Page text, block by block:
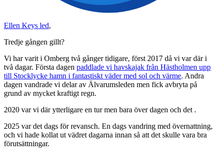
Ellen Keys led,
Tredje gången gillt?
Vi har varit i Omberg två gånger tidigare, först 2017 då vi var där i
två dagar. Första dagen paddlade vi havskajak från Hästholmen upp
till Stocklycke hamn i fantastiskt väder med sol och värme. Andra
dagen vandrade vi delar av Älvarumsleden men fick avbryta på
grund av mycket kraftigt regn.
2020 var vi där ytterligare en tur men bara över dagen och det .
2025 var det dags för revansch. En dags vandring med övernattning,
och vi hade kollat ut vädret dagarna innan så att det skulle vara bra
förutsättningar.